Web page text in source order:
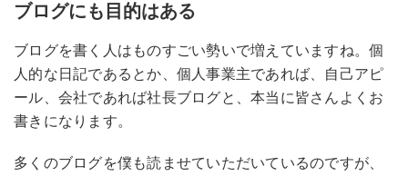
ブログにも目的はある
ブログを書く人はものすごい勢いで増えていますね。個
人的な日記であるとか、個人事業主であれば、自己アピ
ール、会社であれば社長ブログと、本当に皆さんよくお
書きになります。
多くのブログを僕も読ませていただいているのですが、